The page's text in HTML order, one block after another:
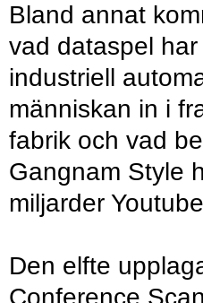
Bland annat
vad dataspel
industriell
människan in i
fabrik och vad
Gangnam Style
miljarder
Den elfte